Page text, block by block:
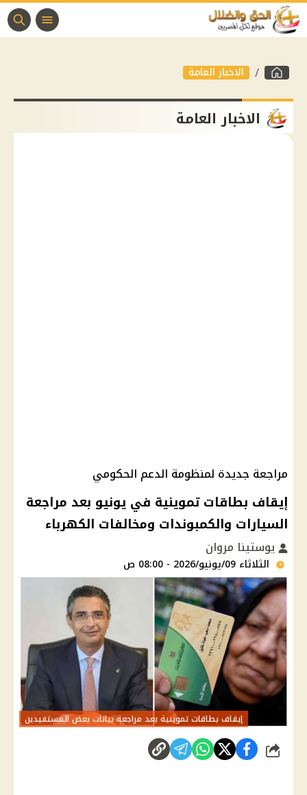
الاخبار العامة
الاخبار العامة
مراجعة جديدة لمنظومة الدعم الحكومي
إيقاف بطاقات تموينية في يونيو بعد مراجعة
السيارات والكمبوندات ومخالفات الكهرباء
يوستينا مروان
الثلاثاء 09/يونيو/2026 - 08:00 ص
إيقاف بطاقات تموينية بعد مراجعة بيانات بعض المستفيدين
شارك